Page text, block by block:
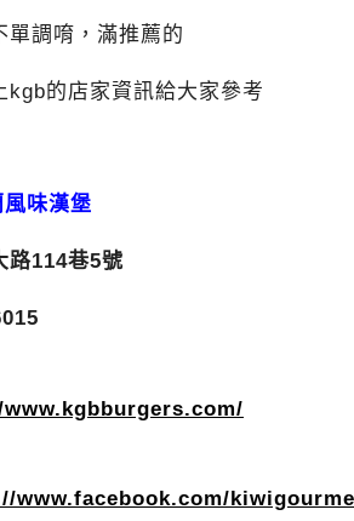
單調唷，滿推薦的
kgb的店家資訊給大家參考
味漢堡
路114巷5號
www.facebook.com/